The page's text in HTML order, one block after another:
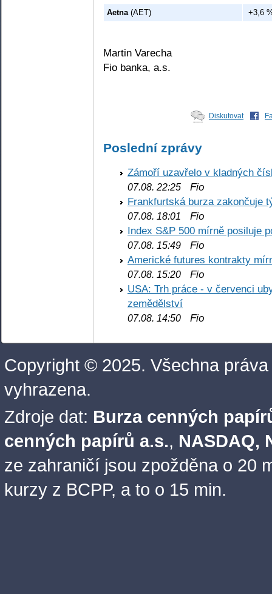
Aetna(AET) +3,6
Martin Varecha
Fio banka, a.s.
Diskutovat
Poslední zprávy
Zámoří uzavřelo v kladných
07.08. 22:25 Fio
Frankfurtská burza zakončuje
07.08. 18:01
Fio
Index S&P 500 mírně posiluje
07.08. 15:49 Fio
Americké futures kontrakty
07.08. 15:20 Fio
USA: Trh práce - v červenci
zemědělství
07.08. 14:50 Fio
Copyright © 2025. Všechna práva
vyhrazena.
Zdroje dat: Burza cenných
cenných papírů a.s., NASDAQ,
ze zahraničí jsou zpožděna o 20
kurzy z BCPP, a to o 15 min.